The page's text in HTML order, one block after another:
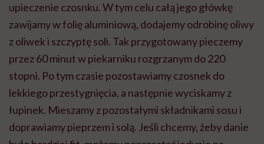
upieczenie czosnku. W tym celu całą jego główkę
zawijamy w folię aluminiową, dodajemy odrobinę oliwy
z oliwek i szczyptę soli. Tak przygotowany pieczemy
przez 60 minut w piekarniku rozgrzanym do 220
stopni. Po tym czasie pozostawiamy czosnek do
lekkiego przestygnięcia, a następnie wyciskamy z
łupinek. Mieszamy z pozostałymi składnikami sosu i
doprawiamy pieprzem i solą. Jeśli chcemy, żeby danie